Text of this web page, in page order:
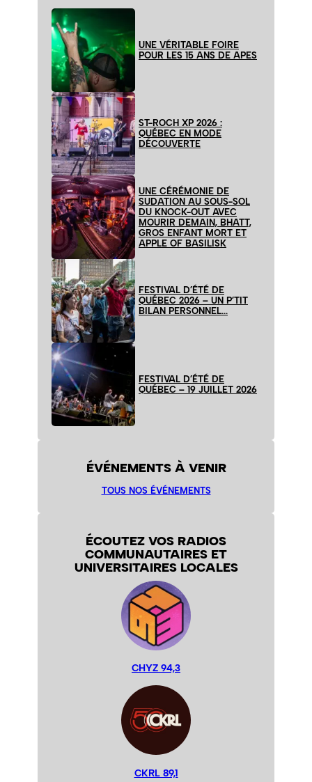
UNE VÉRITABLE FOIRE
POUR LES 15 ANS DE APES
ST-ROCH XP 2026 :
QUÉBEC EN MODE
DÉCOUVERTE
UNE CÉRÉMONIE DE
SUDATION AU SOUS-SOL
DU KNOCK-OUT AVEC
MOURIR DEMAIN, BHATT,
GROS ENFANT MORT ET
APPLE OF BASILISK
FESTIVAL D’ÉTÉ DE
QUÉBEC 2026 – UN P’TIT
BILAN PERSONNEL…
FESTIVAL D’ÉTÉ DE
QUÉBEC – 19 JUILLET 2026
ÉVÉNEMENTS À VENIR
TOUS NOS ÉVÉNEMENTS
ÉCOUTEZ VOS RADIOS
COMMUNAUTAIRES ET
UNIVERSITAIRES LOCALES
CHYZ 94,3
CKRL 89,1